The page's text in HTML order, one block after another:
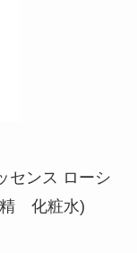
ンス ローシ
精 化粧水)